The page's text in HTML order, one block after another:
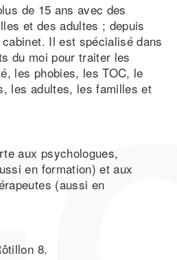
de 15 ans avec des
et des adultes ; depuis
Il est spécialisé dans
du moi pour traiter les
les phobies, les TOC, le
les adultes, les familles et
aux psychologues,
en formation) et aux
(aussi en
8.